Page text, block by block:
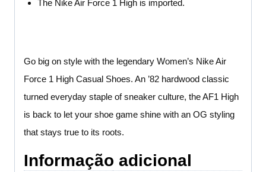
The Nike Air Force 1 High is imported.
Go big on style with the legendary Women’s Nike Air
Force 1 High Casual Shoes. An ’82 hardwood classic
turned everyday staple of sneaker culture, the AF1 High
is back to let your shoe game shine with an OG styling
that stays true to its roots.
Informação adicional